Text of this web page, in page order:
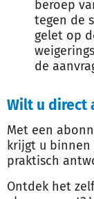
beroep
tegen de
gelet op
de
Wilt u direct
Met een
krijgt u
praktisch
Ontdek het